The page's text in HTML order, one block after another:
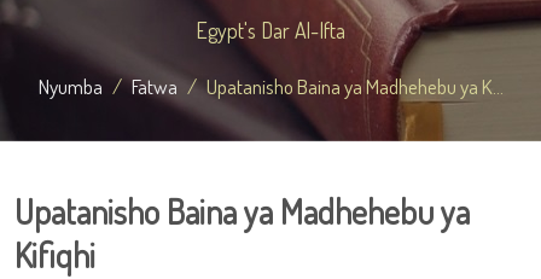
Egypt's Dar Al-Ifta
Nyumba Fatwa Upatanisho Baina ya Madhehebu ya K...
Upatanisho Baina ya Madhehebu ya
Kifiqhi